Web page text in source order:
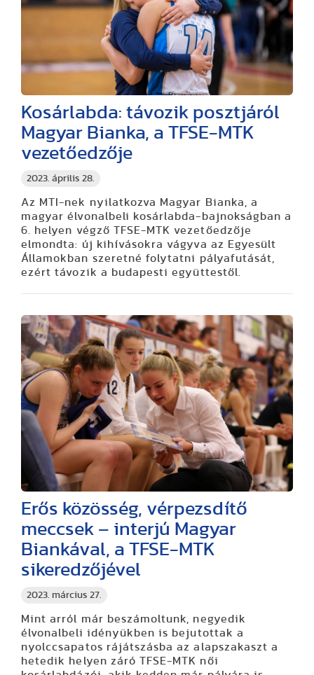
2023. április 28.
Kosárlabda: távozik posztjáról
Magyar Bianka, a TFSE-MTK
vezetőedzője
Az MTI-nek nyilatkozva Magyar Bianka, a
magyar élvonalbeli kosárlabda-bajnokságban a
6. helyen végző TFSE-MTK vezetőedzője
elmondta: új kihívásokra vágyva az Egyesült
Államokban szeretné folytatni pályafutását,
ezért távozik a budapesti együttestől.
2023. március 27.
Erős közösség, vérpezsdítő
meccsek – interjú Magyar
Biankával, a TFSE-MTK
sikeredzőjével
Mint arról már beszámoltunk, negyedik
élvonalbeli idényükben is bejutottak a
nyolccsapatos rájátszásba az alapszakaszt a
hetedik helyen záró TFSE-MTK női